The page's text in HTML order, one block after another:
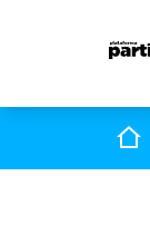
Inici